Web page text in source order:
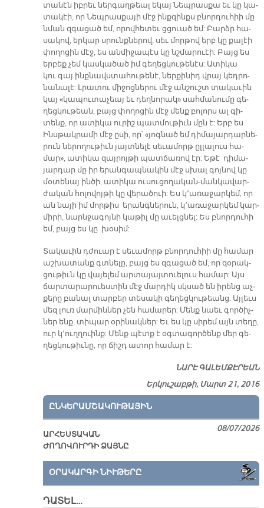
տա­նէն իբ­րեւ ներ­գաղ­թեալ ե­կայ Նեպ­րաս­քա եւ կը կա­
տա­կէի, որ Նեպ­րաս­քա­յի մէջ ինք­զինքս բնոր­դու­հիի մը
նման զգա­ցած եմ, ո­րով­հե­տեւ ցցուած եմ: Բարձր հա­
սա­կով, եր­կար սրունք­նե­րով, սեւ մոր­թով երբ կը քա­լէի
փո­ղո­ցին մէջ, ես ան­մի­ջա­պէս կը նշմա­րուէի: Բայց ես
եր­բեք չեմ կաս­կա­ծած իմ գե­ղեց­կու­թենէս: Ա­տի­կա
կու գայ ինք­նավս­տա­հու­թե­նէ, ներ­քի­նիդ վրայ կեդ­րո­
նա­նա­լէ: Լրա­տու մի­ջոց­նե­րու մէջ ան­շուշտ տա­կա­ւին
կայ «կա­պու­տա­չեայ եւ դեղ­նո­րակ» սահ­մա­նու­մը գե­
ղեց­կու­թեան, բայց փո­ղո­ցին մէջ մենք բո­լորս ալ գի­
տենք, որ ա­տի­կա ու­րիշ պատ­մու­թիւն մըն է: Երբ ես
Ինս­թակ­րա­մի մէջ ը­սի, որ՝ «յոգ­նած եմ դի­մա­յար­դար­նե­
րուն նե­րո­ղու­թիւն յայտ­նե­լէ սե­ւա­մորթ ըլ­լա­լուս հա­
մար», ա­տի­կա զայ­րոյ­թի պատ­ճա­ռով էր: Ե­թէ դի­մա­
յար­դար մը իր ե­րան­գապ­նա­կին մէջ սխալ գոյ­նով կը
մօ­տե­նայ ին­ծի, ա­տի­կա ու­սու­ցո­ղա­կան-ման­կա­վար­
ժա­կան հո­լո­վոյ­թի կը վե­րա­ծուի: Ես կ՚ա­ռա­ջար­կեմ, որ
ան նա­յի իմ մոր­թիս ե­րանգ­նե­րուն, կ՚ա­ռա­ջար­կեմ կար­
մի­րի, նարն­ջա­գոյ­նի կա­թիլ մը ա­ւելց­նել: Ես բնոր­դու­հի
եմ, բայց ես կը խօ­սիմ:
Տա­կա­ւին դժուար է սե­ւա­մորթ բնոր­դու­հիի մը հա­մար
աշ­խա­տանք գտնե­լը, բայց ես զգա­ցած եմ, որ զօ­րակ­
ցու­թիւն կը վա­յե­լեմ ար­տա­յայ­տուե­լուս հա­մար: Այս
ճար­տա­րա­րուես­տին մէջ մար­դիկ սկսած են ի­րենց աչ­
քե­րը բա­նալ տար­բեր տե­սա­կի գե­ղեց­կու­թեանց: Այ­լեւս
մեզ լուռ մար­մին­ներ չեն հա­մա­րեր: Մենք նաեւ գոր­ծիչ­
ներ ենք, տի­պար օ­րի­նակ­ներ: Եւ ես կը սի­րեմ այն տե­ղը,
ուր կ՚ուղ­ղուինք: Մենք պէտք է օգ­տա­գոր­ծենք մեր գե­
ղեց­կու­թիւ­նը, որ ճիշդ ա­տոր հա­մար է:
ՆԱ­ՐԷ ԳԱ­ԼԵՄ­ՔԷ­ՐԵԱՆ
Երկուշաբթի, Մարտ 21, 2016
ԸՆԿԵՐԱՄՇԱԿՈՒԹԱՅԻՆ
ԱՐՀԵՍՏԱԿԱՆ
ԺՈՂՈՎՈՒՐԴԻ ՁԱՅՆԸ
08/07/2026
ՕՐԱԿԱՐԳԻ ՆԻՒԹԵՐԸ
ԴԱՏԵԼ…